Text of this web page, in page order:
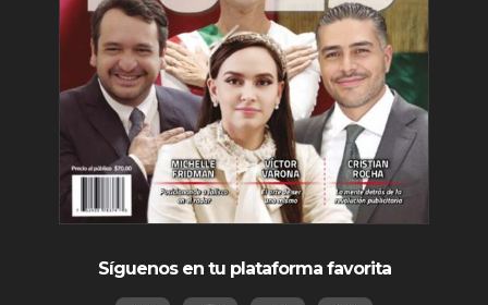
Síguenos en tu plataforma favorita